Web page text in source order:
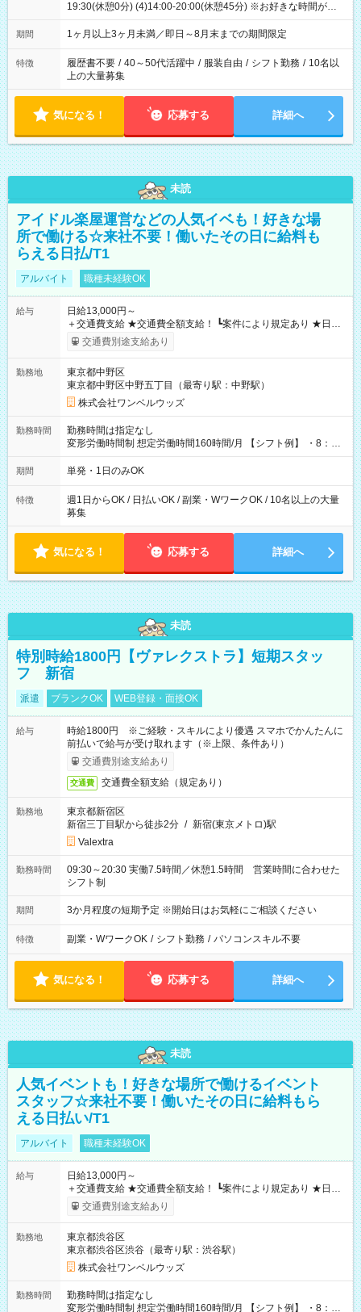
19:30(休憩0分) (4)14:00-20:00(休憩45分) ※お好きな時間が選べ
ます
期間 1ヶ月以上3ヶ月未満／即日～8月末までの期間限定
特徴 履歴書不要 / 40～50代活躍中 / 服装自由 / シフト勤務 / 10名以
上の大量募集
気になる！ 応募する 詳細へ
未読
アイドル楽屋運営などの人気イベも！好きな場
所で働ける☆来社不要！働いたその日に給料も
らえる日払/T1
アルバイト 職種未経験OK
給与
日給13,000円～
＋交通費支給 ★交通費全額支給！ ┗案件により規定あり ★日払
いOK！（規定あり） ┗働いたその日に現金GET♪ お仕事後はコ
ンビニATMから 日払い分を引き落とせます！ 【試用期間】試
交通費別途支給あり
勤務地
東京都中野区
東京都中野区中野五丁目（最寄り駅：中野駅）
株式会社ワンベルウッズ
勤務時間
勤務時間は指定なし
変形労働時間制 想定労働時間160時間/月 【シフト例】 ・8：00
～21：00
期間 単発・1日のみOK
特徴
週1日からOK / 日払いOK / 副業・WワークOK / 10名以上の大量
募集
気になる！ 応募する 詳細へ
未読
特別時給1800円【ヴァレクストラ】短期スタッ
フ 新宿
派遣 ブランクOK WEB登録・面接OK
給与
時給1800円 ※ご経験・スキルにより優遇 スマホでかんたんに
前払いで給与が受け取れます（※上限、条件あり）
交通費別途支給あり
交通費 交通費全額支給（規定あり）
勤務地
東京都新宿区
新宿三丁目駅から徒歩2分 / 新宿(東京メトロ)駅
Valextra
勤務時間
09:30～20:30 実働7.5時間／休憩1.5時間 営業時間に合わせた
シフト制
期間 3か月程度の短期予定 ※開始日はお気軽にご相談ください
特徴 副業・WワークOK / シフト勤務 / パソコンスキル不要
気になる！ 応募する 詳細へ
未読
人気イベントも！好きな場所で働けるイベント
スタッフ☆来社不要！働いたその日に給料もら
える日払い/T1
アルバイト 職種未経験OK
給与
日給13,000円～
＋交通費支給 ★交通費全額支給！ ┗案件により規定あり ★日払
いOK！（規定あり） ┗働いたその日に現金GET♪ お仕事後はコ
ンビニATMから 日払い分を引き落とせます！ 【試用期間】試
交通費別途支給あり
勤務地
東京都渋谷区
東京都渋谷区渋谷（最寄り駅：渋谷駅）
株式会社ワンベルウッズ
勤務時間
勤務時間は指定なし
変形労働時間制 想定労働時間160時間/月 【シフト例】 ・8：00